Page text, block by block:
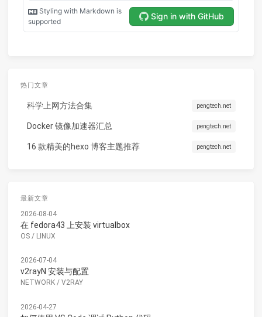
热门文章
科学上网方法合集 pengtech.net
Docker 镜像加速器汇总 pengtech.net
16 款精美的hexo 博客主题推荐 pengtech.net
最新文章
2026-08-04
在 fedora43 上安装 virtualbox
OS / LINUX
2026-07-04
v2rayN 安装与配置
NETWORK / V2RAY
2026-04-27